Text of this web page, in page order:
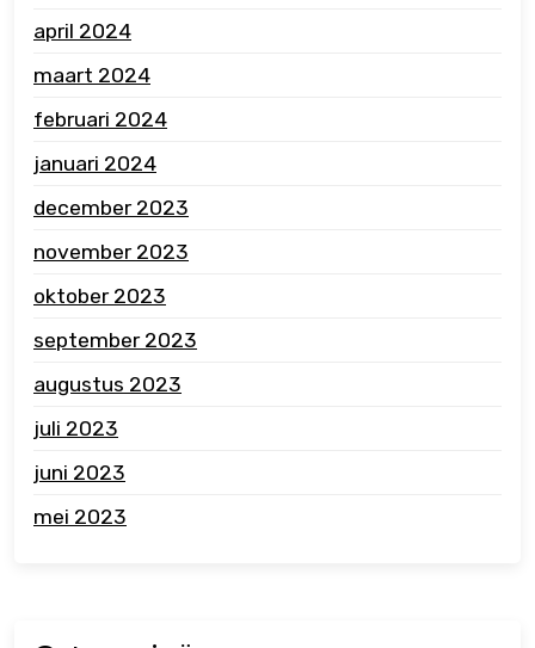
april 2024
maart 2024
februari 2024
januari 2024
december 2023
november 2023
oktober 2023
september 2023
augustus 2023
juli 2023
juni 2023
mei 2023